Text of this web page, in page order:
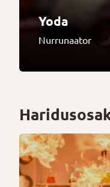
Yoda
Nurrunaator